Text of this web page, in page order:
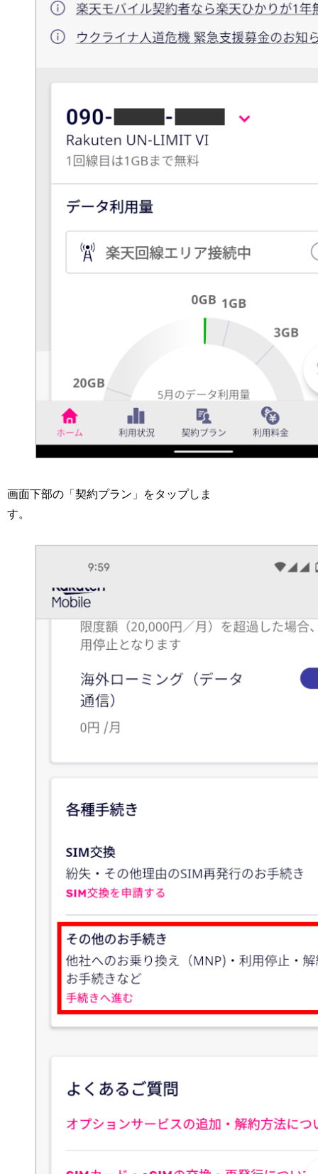
画面下部の「契約プラン」をタップしま
す。